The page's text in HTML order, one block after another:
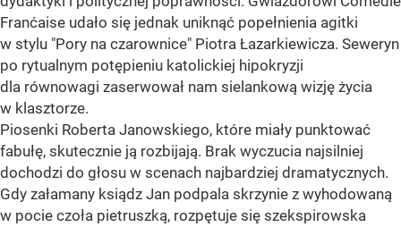
Franćaise udało się jednak uniknąć popełnienia agitki
w stylu "Pory na czarownice" Piotra Łazarkiewicza. Seweryn
po rytualnym potępieniu katolickiej hipokryzji
dla równowagi zaserwował nam sielankową wizję życia
w klasztorze.
Piosenki Roberta Janowskiego, które miały punktować
fabułę, skutecznie ją rozbijają. Brak wyczucia najsilniej
dochodzi do głosu w scenach najbardziej dramatycznych.
Gdy załamany ksiądz Jan podpala skrzynie z wyhodowaną
w pocie czoła pietruszką, rozpętuje się szekspirowska